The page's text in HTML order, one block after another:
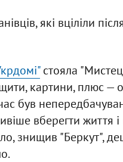
які вціліли
стояла
картини, плюс —
був
вберегти
знищив "Беркут",